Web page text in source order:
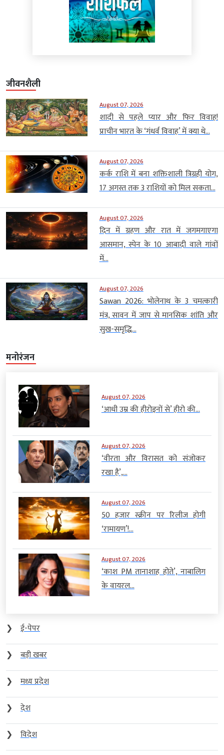
जीवनशैली
August 07, 2026
शादी से पहले प्यार और फिर विवाह!
प्राचीन भारत के ‘गंधर्व विवाह’ में क्या थे...
August 07, 2026
कर्क राशि में बना शक्तिशाली त्रिग्रही योग,
17 अगस्त तक 3 राशियों को मिल सकता...
August 07, 2026
दिन में ग्रहण और रात में जगमगाएगा
आसमान, स्पेन के 10 आबादी वाले गांवों
में...
August 07, 2026
Sawan 2026: भोलेनाथ के 3 चमत्कारी
मंत्र, सावन में जाप से मानसिक शांति और
सुख-समृद्धि...
मनोरंजन
August 07, 2026
‘आधी उम्र की हीरोइनों से’ हीरो की...
August 07, 2026
‘वीरता और विरासत को संजोकर
रखा है’,...
August 07, 2026
50 हजार स्क्रीन पर रिलीज होगी
‘रामायण’!...
August 07, 2026
‘काश PM तानाशाह होते’, नाबालिग
के वायरल...
❯
ई-पेपर
❯
बड़ी खबर
❯
मध्य प्रदेश
❯
देश
❯
विदेश